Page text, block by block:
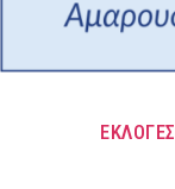
ΕΚΛΟΓΕΣ